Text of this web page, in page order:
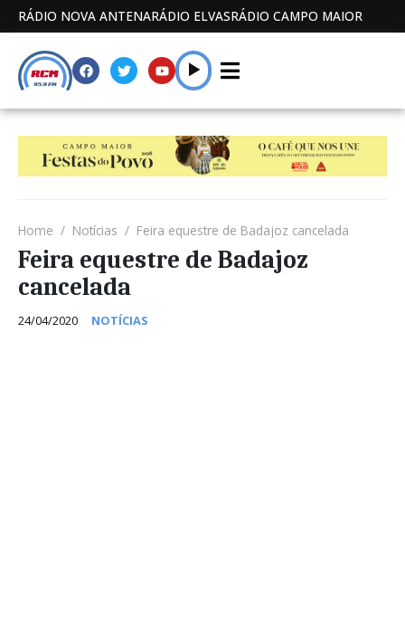
RÁDIO NOVA ANTENARÁDIO ELVASRÁDIO CAMPO MAIOR
Home Notícias Feira equestre de Badajoz cancelada
Feira equestre de Badajoz
cancelada
24/04/2020 NOTÍCIAS